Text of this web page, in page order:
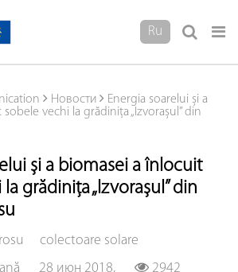
Ru
Новости
Energia soarelui și a
vechi la grădinița „Izvorașul” din
și a biomasei a înlocuit
grădinița „Izvorașul” din
colectoare solare
28 июн 2018,
2942